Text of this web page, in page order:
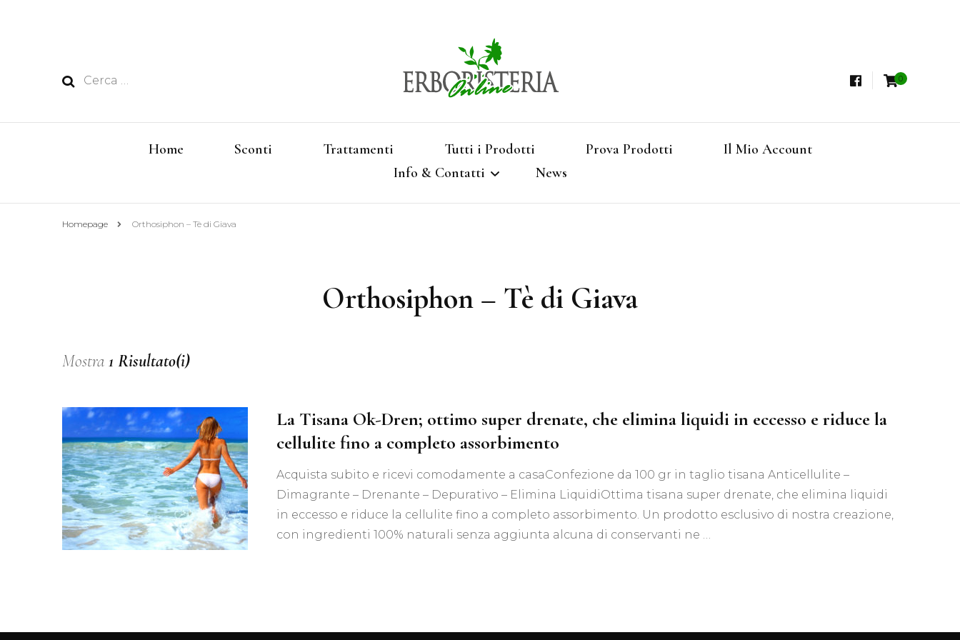
Ricerca
Erboristeria
Shop Online
Tisane
Vendita di Botaniche, Erbe e Spezie Officinali, Tisane Terapeutiche Esclusive, Tè Pregiati
0
Home Sconti Trattamenti Tutti i Prodotti Prova Prodotti
Il Mio Account
Info & Contatti
Privacy e Cookies
Richiedi Informazioni
News
Homepage Orthosiphon – Tè di Giava
Orthosiphon – Tè di Giava
Mostra 1 Risultato(i)
La Tisana Ok-Dren; ottimo super drenate, che elimina liquidi in eccesso e riduce la
cellulite fino a completo assorbimento
Acquista subito e ricevi comodamente a casaConfezione da 100 gr in taglio tisana Anticellulite –
Dimagrante – Drenante – Depurativo – Elimina LiquidiOttima tisana super drenate, che elimina liquidi
in eccesso e riduce la cellulite fino a completo assorbimento. Un prodotto esclusivo di nostra creazione,
con ingredienti 100% naturali senza aggiunta alcuna di conservanti ne …